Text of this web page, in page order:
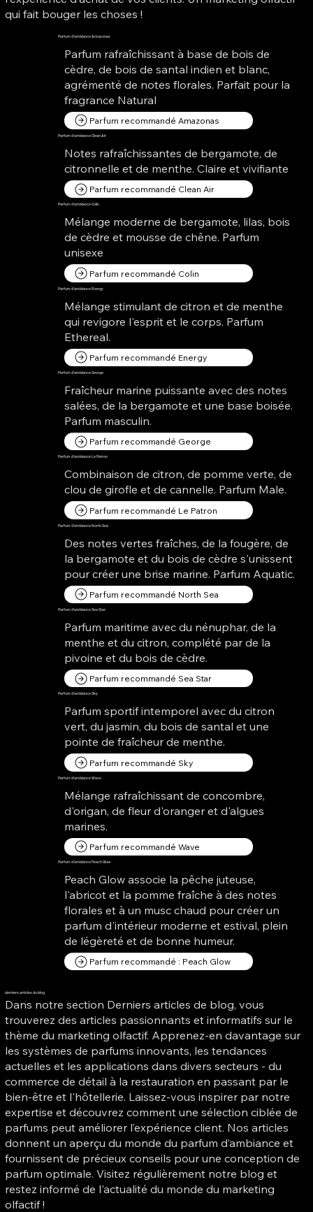
qui fait bouger les choses !
Parfum d'ambiance Amazonas
Parfum rafraîchissant à base de bois de
cèdre, de bois de santal indien et blanc,
agrémenté de notes florales. Parfait pour la
fragrance Natural
Parfum recommandé Amazonas
Parfum d'ambiance Clean Air
Notes rafraîchissantes de bergamote, de
citronnelle et de menthe. Claire et vivifiante
Parfum recommandé Clean Air
Parfum d'ambiance Colin
Mélange moderne de bergamote, lilas, bois
de cèdre et mousse de chêne. Parfum
unisexe
Parfum recommandé Colin
Parfum d'ambiance Energy
Mélange stimulant de citron et de menthe
qui revigore l'esprit et le corps. Parfum
Ethereal.
Parfum recommandé Energy
Parfum d'ambiance George
Fraîcheur marine puissante avec des notes
salées, de la bergamote et une base boisée.
Parfum masculin.
Parfum recommandé George
Parfum d'ambiance Le Patron
Combinaison de citron, de pomme verte, de
clou de girofle et de cannelle. Parfum Male.
Parfum recommandé Le Patron
Parfum d'ambiance North Sea
Des notes vertes fraîches, de la fougère, de
la bergamote et du bois de cèdre s'unissent
pour créer une brise marine. Parfum Aquatic.
Parfum recommandé North Sea
Parfum d'ambiance Sea Star
Parfum maritime avec du nénuphar, de la
menthe et du citron, complété par de la
pivoine et du bois de cèdre.
Parfum recommandé Sea Star
Parfum d'ambiance Sky
Parfum sportif intemporel avec du citron
vert, du jasmin, du bois de santal et une
pointe de fraîcheur de menthe.
Parfum recommandé Sky
Parfum d'ambiance Wave
Mélange rafraîchissant de concombre,
d'origan, de fleur d'oranger et d'algues
marines.
Parfum recommandé Wave
Parfum d'ambiance Peach Glow
Peach Glow associe la pêche juteuse,
l'abricot et la pomme fraîche à des notes
florales et à un musc chaud pour créer un
parfum d'intérieur moderne et estival, plein
de légèreté et de bonne humeur.
Parfum recommandé : Peach Glow
derniers articles du blog
Dans notre section Derniers articles de blog, vous
trouverez des articles passionnants et informatifs sur le
thème du marketing olfactif. Apprenez-en davantage sur
les systèmes de parfums innovants, les tendances
actuelles et les applications dans divers secteurs - du
commerce de détail à la restauration en passant par le
bien-être et l'hôtellerie. Laissez-vous inspirer par notre
expertise et découvrez comment une sélection ciblée de
parfums peut améliorer l’expérience client. Nos articles
donnent un aperçu du monde du parfum d’ambiance et
fournissent de précieux conseils pour une conception de
parfum optimale. Visitez régulièrement notre blog et
restez informé de l'actualité du monde du marketing
olfactif !